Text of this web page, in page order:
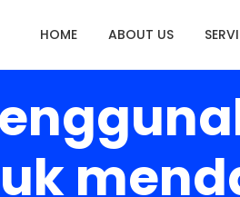
HOME ABOUT US